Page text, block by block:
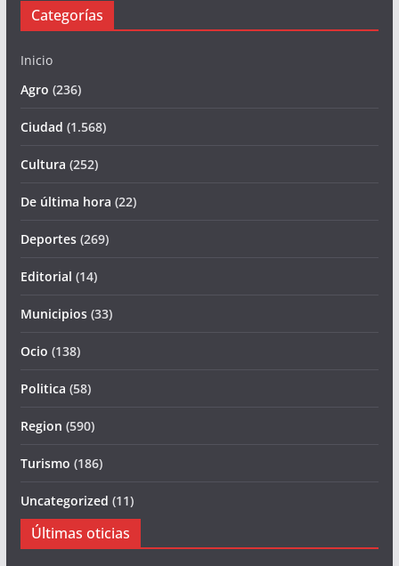
Categorías
Inicio
Agro (236)
Ciudad (1.568)
Cultura (252)
De última hora (22)
Deportes(269)
Editorial (14)
Municipios(33)
Ocio (138)
Politica (58)
Region (590)
Turismo (186)
Uncategorized (11)
Últimas oticias